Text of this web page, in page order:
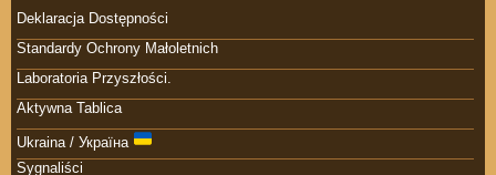
Deklaracja Dostępności
Standardy Ochrony Małoletnich
Laboratoria Przyszłości.
Aktywna Tablica
Ukraina / Україна
Sygnaliści